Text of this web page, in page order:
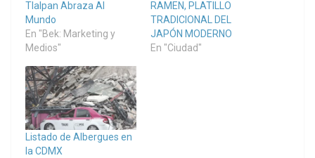
Tlalpan Abraza Al
Mundo
En "Bek: Marketing y
Medios"
RAMEN, PLATILLO
TRADICIONAL DEL
JAPÓN MODERNO
En "Ciudad"
Listado de Albergues en
la CDMX